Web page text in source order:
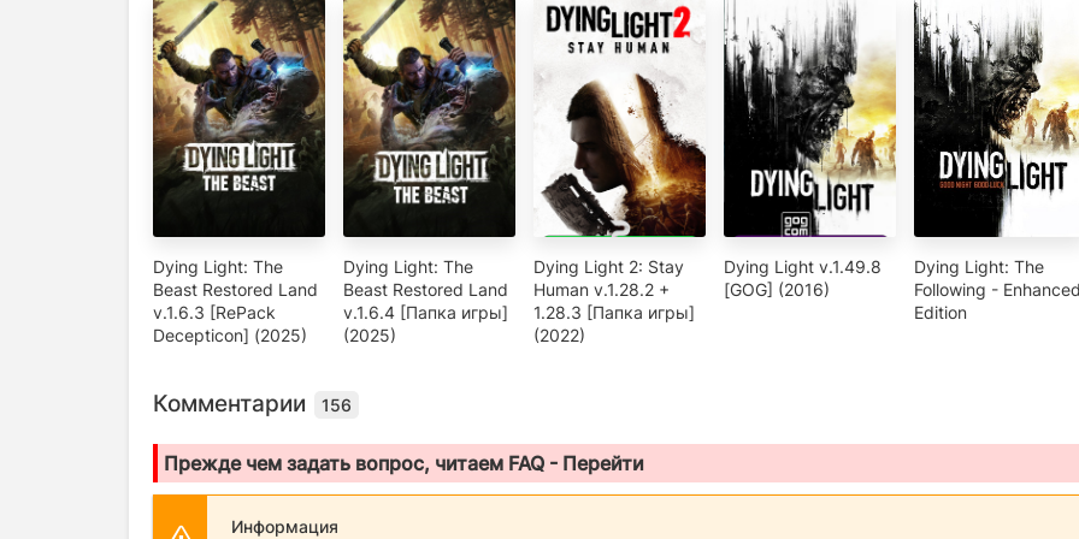
Dying Light: The
Beast Restored Land
v.1.6.3 [RePack
Decepticon] (2025)
Dying Light: The
Beast Restored Land
v.1.6.4 [Папка игры]
(2025)
Dying Light 2: Stay
Human v.1.28.2 +
1.28.3 [Папка игры]
(2022)
Dying Light v.1.49.8
[GOG] (2016)
Dying Light: The
Following -
Edition
Комментарии 156
Прежде чем задать вопрос, читаем FAQ - Перейти
Информация